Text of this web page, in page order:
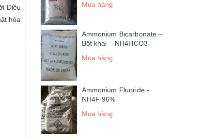
Điều
hóa
Mua hàng
Ammonium Bicarbonate –
Bột khai – NH4HCO3
Mua hàng
Ammonium Fluoride -
NH4F 96%
Mua hàng